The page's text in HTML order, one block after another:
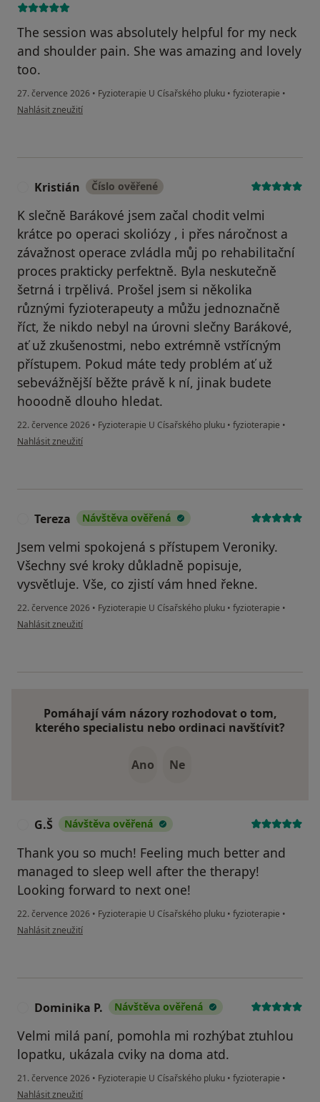
The session was absolutely helpful for my neck
and shoulder pain. She was amazing and lovely
too.
27. července 2026 • Fyzioterapie U Císařského pluku • fyzioterapie •
podle názoru uživatele Aysenur Gokirmak
Nahlásit zneužití
Kristián Číslo ověřené
K slečně Barákové jsem začal chodit velmi
krátce po operaci skoliózy , i přes náročnost a
závažnost operace zvládla můj po rehabilitační
proces prakticky perfektně. Byla neskutečně
šetrná i trpělivá. Prošel jsem si několika
různými fyzioterapeuty a můžu jednoznačně
říct, že nikdo nebyl na úrovni slečny Barákové,
ať už zkušenostmi, nebo extrémně vstřícným
přístupem. Pokud máte tedy problém ať už
sebevážnější běžte právě k ní, jinak budete
hooodně dlouho hledat.
22. července 2026 • Fyzioterapie U Císařského pluku • fyzioterapie •
podle názoru uživatele Kristián
Nahlásit zneužití
Tereza Návštěva ověřená
Jsem velmi spokojená s přístupem Veroniky.
Všechny své kroky důkladně popisuje,
vysvětluje. Vše, co zjistí vám hned řekne.
22. července 2026 • Fyzioterapie U Císařského pluku • fyzioterapie •
podle názoru uživatele Tereza
Nahlásit zneužití
Pomáhají vám názory rozhodovat o tom,
kterého specialistu nebo ordinaci navštívit?
Ano Ne
G.Š Návštěva ověřená
Thank you so much! Feeling much better and
managed to sleep well after the therapy!
Looking forward to next one!
22. července 2026 • Fyzioterapie U Císařského pluku • fyzioterapie •
podle názoru uživatele G.Š
Nahlásit zneužití
Dominika P. Návštěva ověřená
Velmi milá paní, pomohla mi rozhýbat ztuhlou
lopatku, ukázala cviky na doma atd.
21. července 2026 • Fyzioterapie U Císařského pluku • fyzioterapie •
podle názoru uživatele Dominika P.
Nahlásit zneužití